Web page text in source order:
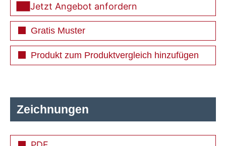
Zeichnungen
Jetzt Angebot anfordern
Gratis Muster
Produkt zum Produktvergleich hinzufügen